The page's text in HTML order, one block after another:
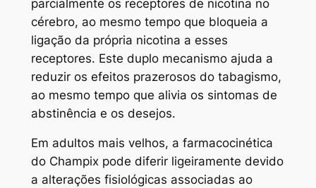
parcialmente os receptores de nicotina no
cérebro, ao mesmo tempo que bloqueia a
ligação da própria nicotina a esses
receptores. Este duplo mecanismo ajuda a
reduzir os efeitos prazerosos do tabagismo,
ao mesmo tempo que alivia os sintomas de
abstinência e os desejos.
Em adultos mais velhos, a farmacocinética
do Champix pode diferir ligeiramente devido
a alterações fisiológicas associadas ao